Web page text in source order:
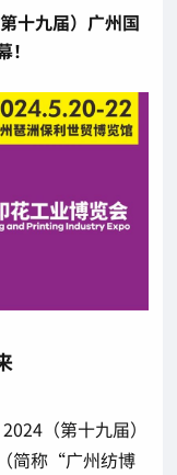
十九届）广州国
（第十九届）
简称“广州纺博